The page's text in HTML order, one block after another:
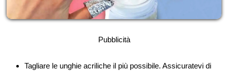
Pubblicità
Tagliare le unghie acriliche il più possibile. Assicuratevi di